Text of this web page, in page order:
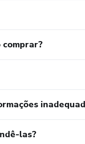
las?